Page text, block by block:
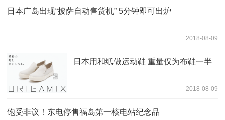
日本广岛出现“披萨自动售货机” 5分钟即可出炉
2018-08-09
日本用和纸做运动鞋 重量仅为布鞋一半
2018-08-09
饱受非议！东电停售福岛第一核电站纪念品